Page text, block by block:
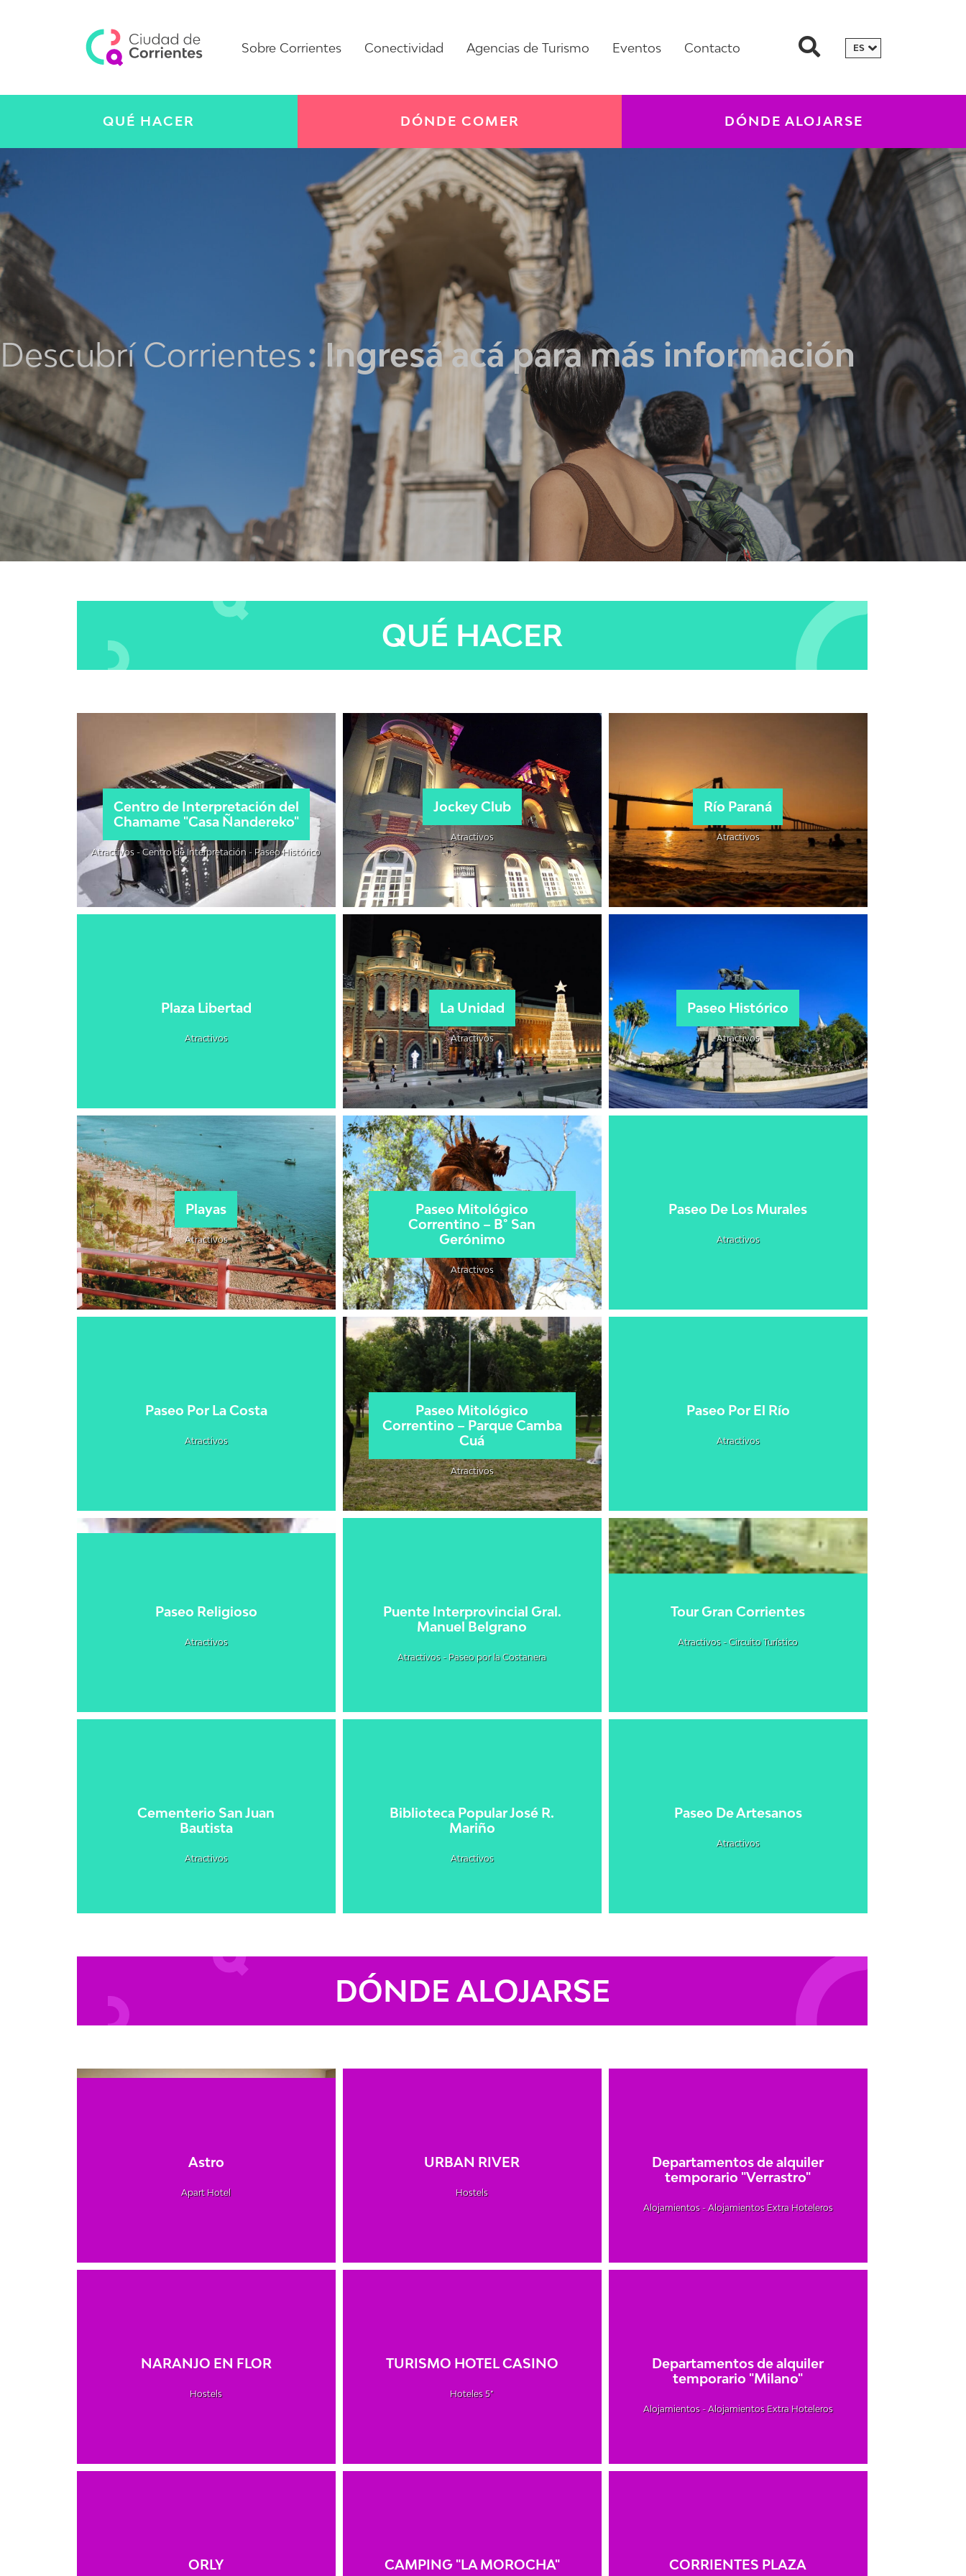
Sobre Corrientes Conectividad Agencias de Turismo Eventos Contacto
QUÉ HACER DÓNDE COMER DÓNDE ALOJARSE
Descubrí Corrientes : Ingresá acá para más información
QUÉ HACER
Centro de Interpretación del
Chamame "Casa Ñandereko"
Atractivos - Centro de Interpretación - Paseo Histórico
Jockey Club
Atractivos
Río Paraná
Atractivos
Plaza Libertad
Atractivos
La Unidad
Atractivos
Paseo Histórico
Atractivos
Playas
Atractivos
Paseo Mitológico
Correntino – B° San
Gerónimo
Atractivos
Paseo De Los Murales
Atractivos
Paseo Por La Costa
Atractivos
Paseo Mitológico
Correntino – Parque Camba
Cuá
Atractivos
Paseo Por El Río
Atractivos
Paseo Religioso
Atractivos
Puente Interprovincial Gral.
Manuel Belgrano
Atractivos - Paseo por la Costanera
Tour Gran Corrientes
Atractivos - Circuito Turístico
Cementerio San Juan
Bautista
Atractivos
Biblioteca Popular José R.
Mariño
Atractivos
Paseo De Artesanos
Atractivos
DÓNDE ALOJARSE
Astro
Apart Hotel
URBAN RIVER
Hostels
Departamentos de alquiler
temporario "Verrastro"
Alojamientos - Alojamientos Extra Hoteleros
NARANJO EN FLOR
Hostels
TURISMO HOTEL CASINO
Hoteles 5*
Departamentos de alquiler
temporario "Milano"
Alojamientos - Alojamientos Extra Hoteleros
ORLY CAMPING "LA MOROCHA" CORRIENTES PLAZA